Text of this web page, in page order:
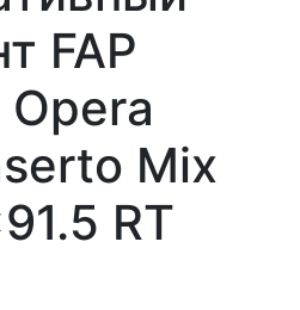
FAP
Mix
RT